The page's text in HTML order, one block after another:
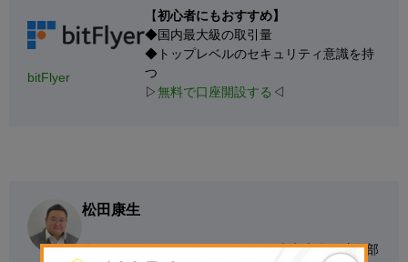
bitFlyer
【初心者にもおすすめ】
◆国内最大級の取引量
◆トップレベルのセキュリティ意識を持
つ
▷無料で口座開設する ◁
松田康生
楽天ウォレットシニアアナリスト 東京大学経済学部